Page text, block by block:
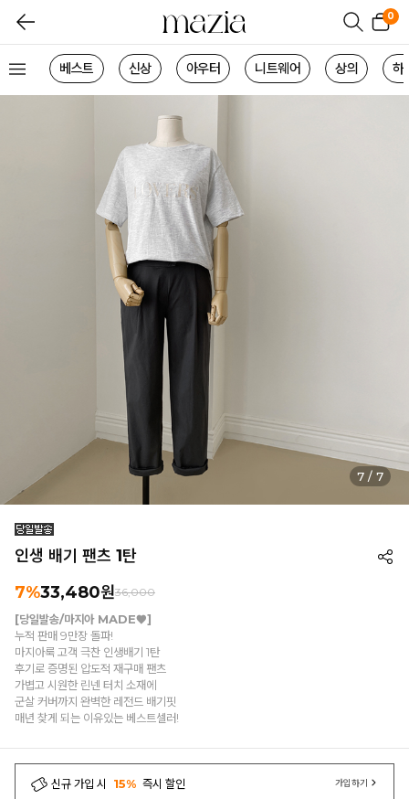
0
베스트 신상 아우터 니트웨어 상의 하
7 / 7
인생 배기 팬츠 1탄
7%33,480원36,000
[당일발송/마지아 MADE♥]
누적 판매 9만장 돌파!
마지아룩 고객 극찬 인생배기 1탄
후기로 증명된 압도적 재구매 팬츠
가볍고 시원한 린넨 터치 소재에
군살 커버까지 완벽한 레전드 배기핏
매년 찾게 되는 이유있는 베스트셀러!
신규 가입 시 15% 즉시 할인 가입하기